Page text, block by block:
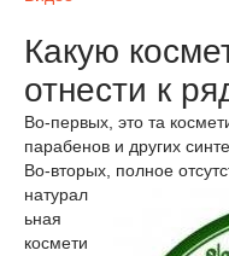
Какую
отнести к
Во-первых, это та
парабенов и других
Во-вторых, полное
натурал
ьная
космети